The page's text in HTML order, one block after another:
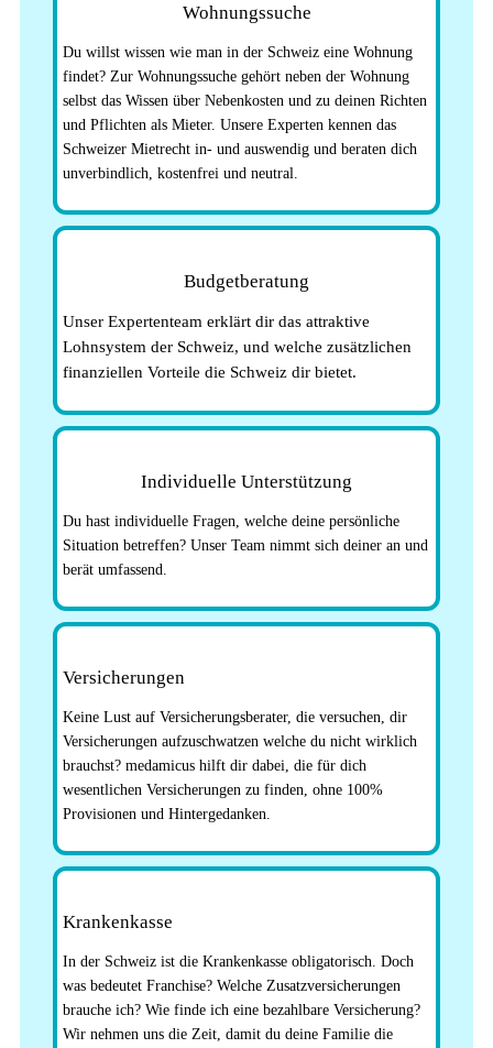
Wohnungssuche
Du willst wissen wie man in der Schweiz eine Wohnung
findet? Zur Wohnungssuche gehört neben der Wohnung
selbst das Wissen über Nebenkosten und zu deinen Richten
und Pflichten als Mieter. Unsere Experten kennen das
Schweizer Mietrecht in- und auswendig und beraten dich
unverbindlich, kostenfrei und neutral.
Budgetberatung
Unser Expertenteam erklärt dir das attraktive
Lohnsystem der Schweiz, und welche zusätzlichen
finanziellen Vorteile die Schweiz dir bietet.
Individuelle Unterstützung
Du hast individuelle Fragen, welche deine persönliche
Situation betreffen? Unser Team nimmt sich deiner an und
berät umfassend.
Versicherungen
Keine Lust auf Versicherungsberater, die versuchen, dir
Versicherungen aufzuschwatzen welche du nicht wirklich
brauchst? medamicus hilft dir dabei, die für dich
wesentlichen Versicherungen zu finden, ohne 100%
Provisionen und Hintergedanken.
Krankenkasse
In der Schweiz ist die Krankenkasse obligatorisch. Doch
was bedeutet Franchise? Welche Zusatzversicherungen
brauche ich? Wie finde ich eine bezahlbare Versicherung?
Wir nehmen uns die Zeit, damit du deine Familie die